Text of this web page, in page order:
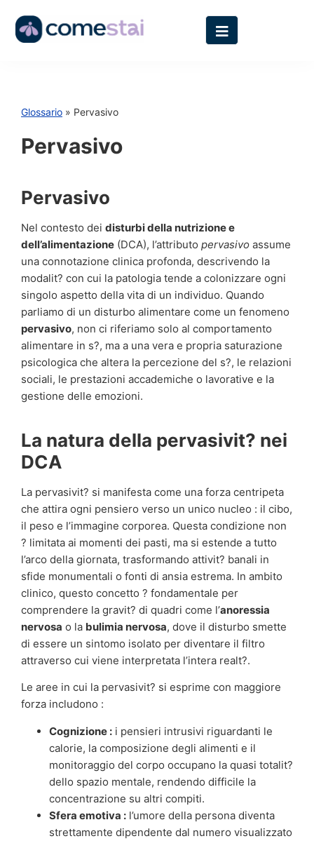
Glossario » Pervasivo
Pervasivo
Pervasivo
Nel contesto dei disturbi della nutrizione e
dell’alimentazione (DCA), l’attributo pervasivo assume
una connotazione clinica profonda, descrivendo la
modalit? con cui la patologia tende a colonizzare ogni
singolo aspetto della vita di un individuo. Quando
parliamo di un disturbo alimentare come un fenomeno
pervasivo, non ci riferiamo solo al comportamento
alimentare in s?, ma a una vera e propria saturazione
psicologica che altera la percezione del s?, le relazioni
sociali, le prestazioni accademiche o lavorative e la
gestione delle emozioni.
La natura della pervasivit? nei
DCA
La pervasivit? si manifesta come una forza centripeta
che attira ogni pensiero verso un unico nucleo : il cibo,
il peso e l’immagine corporea. Questa condizione non
? limitata ai momenti dei pasti, ma si estende a tutto
l’arco della giornata, trasformando attivit? banali in
sfide monumentali o fonti di ansia estrema. In ambito
clinico, questo concetto ? fondamentale per
comprendere la gravit? di quadri come l’anoressia
nervosa o la bulimia nervosa, dove il disturbo smette
di essere un sintomo isolato per diventare il filtro
attraverso cui viene interpretata l’intera realt?.
Le aree in cui la pervasivit? si esprime con maggiore
forza includono :
Cognizione : i pensieri intrusivi riguardanti le
calorie, la composizione degli alimenti e il
monitoraggio del corpo occupano la quasi totalit?
dello spazio mentale, rendendo difficile la
concentrazione su altri compiti.
Sfera emotiva : l’umore della persona diventa
strettamente dipendente dal numero visualizzato